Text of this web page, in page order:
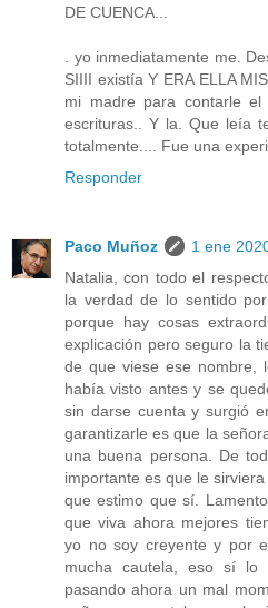
DE CUENCA...
. yo inmediatamente me.
SIIII existía Y ERA ELLA
mi madre para contarle
escrituras.. Y la. Que leía
totalmente.... Fue una
Responder
Paco Muñoz
1 ene
Natalia, con todo el
la verdad de lo sentido
porque hay cosas
explicación pero seguro la
de que viese ese nombre,
había visto antes y se
sin darse cuenta y surgió
garantizarle es que la
una buena persona. De
importante es que le
que estimo que sí.
que viva ahora mejores
yo no soy creyente y por
mucha cautela, eso sí
pasando ahora un mal